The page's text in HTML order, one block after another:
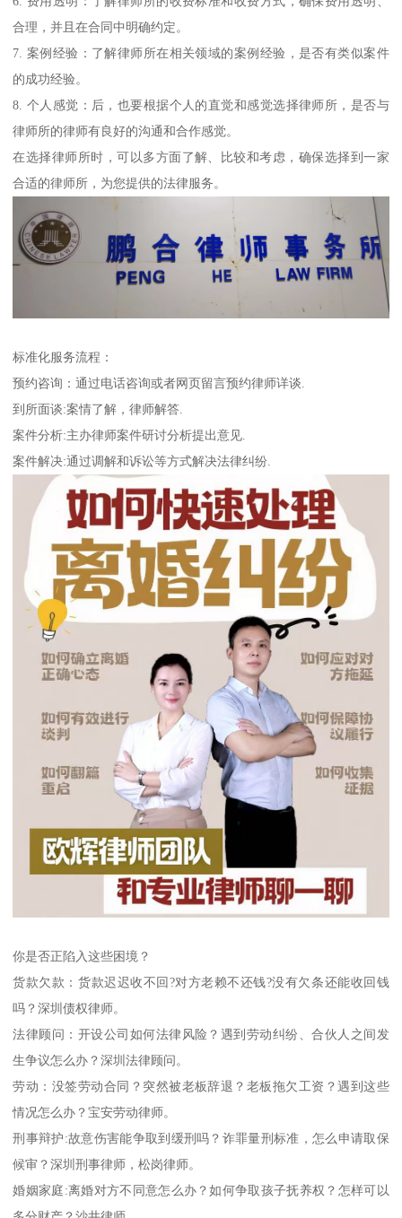
合理，并且在合同中明确约定。
7. 案例经验：了解律师所在相关领域的案例经验，是否有类似案件
的成功经验。
8. 个人感觉：后，也要根据个人的直觉和感觉选择律师所，是否与
律师所的律师有良好的沟通和合作感觉。
在选择律师所时，可以多方面了解、比较和考虑，确保选择到一家
合适的律师所，为您提供的法律服务。
标准化服务流程：
预约咨询：通过电话咨询或者网页留言预约律师详谈.
到所面谈:案情了解，律师解答.
案件分析:主办律师案件研讨分析提出意见.
案件解决:通过调解和诉讼等方式解决法律纠纷.
你是否正陷入这些困境？
货款欠款：货款迟迟收不回?对方老赖不还钱?没有欠条还能收回钱
吗？深圳债权律师。
法律顾问：开设公司如何法律风险？遇到劳动纠纷、合伙人之间发
生争议怎么办？深圳法律顾问。
劳动：没签劳动合同？突然被老板辞退？老板拖欠工资？遇到这些
情况怎么办？宝安劳动律师。
刑事辩护:故意伤害能争取到缓刑吗？诈罪量刑标准，怎么申请取保
候审？深圳刑事律师，松岗律师。
婚姻家庭:离婚对方不同意怎么办？如何争取孩子抚养权？怎样可以